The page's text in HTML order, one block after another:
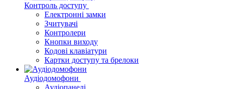
Контроль доступу
Електронні замки
Зчитувачі
Контролери
Кнопки виходу
Кодові клавіатури
Картки доступу та брелоки
Аудіодомофони
Аудіопанелі